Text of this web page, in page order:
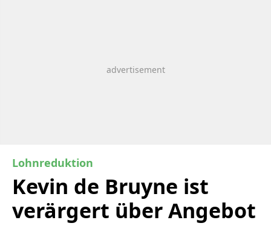
Lohnreduktion
Kevin de Bruyne ist
verärgert über Angebot